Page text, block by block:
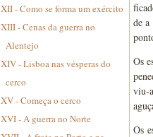
XII - Como se forma um exército
XIII - Cenas da guerra no
Alentejo
XIV - Lisboa nas vésperas do
cerco
XV - Começa o cerco
XVI - A guerra no Norte
de a
Os
viu-
Os